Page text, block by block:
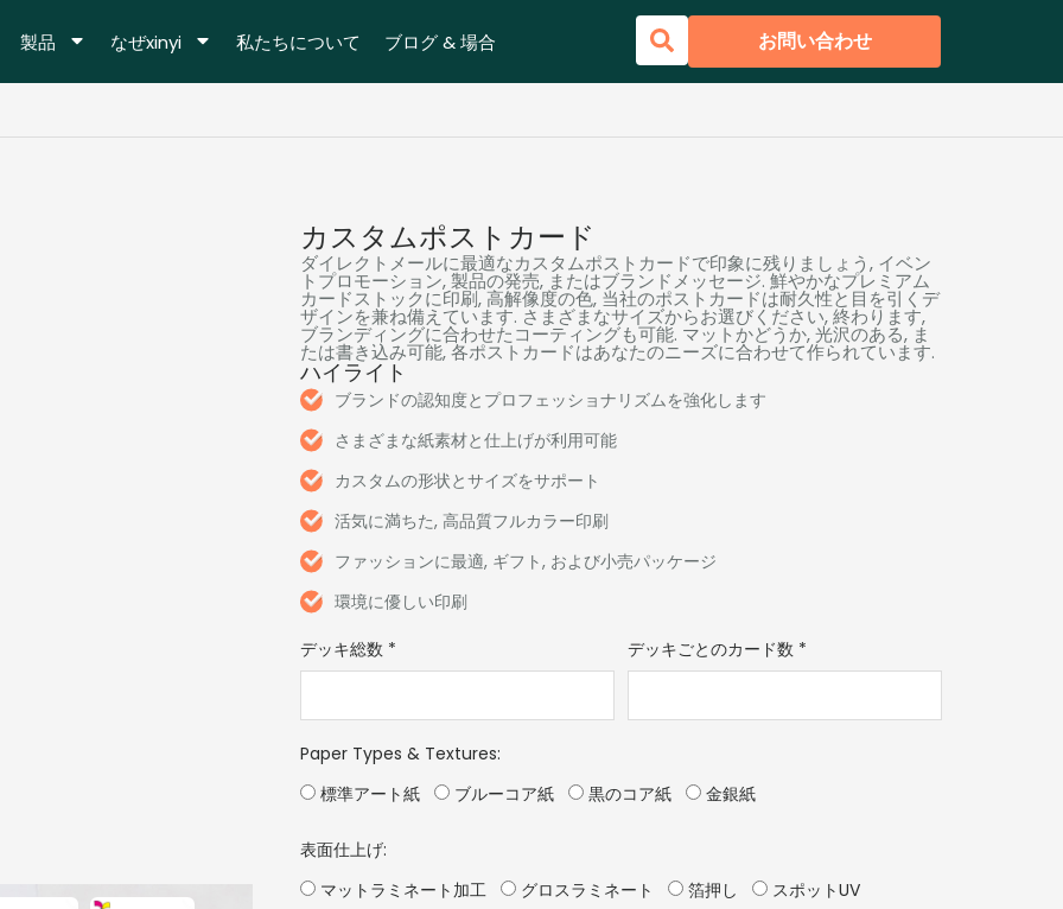
製品 なぜxinyi 私たちについて ブログ & 場合 お問い合わせ
カスタムポストカード
ダイレクトメールに最適なカスタムポストカードで印象に残りましょう, イベン
トプロモーション, 製品の発売, またはブランドメッセージ. 鮮やかなプレミアム
カードストックに印刷, 高解像度の色, 当社のポストカードは耐久性と目を引くデ
ザインを兼ね備えています. さまざまなサイズからお選びください, 終わります,
ブランディングに合わせたコーティングも可能. マットかどうか, 光沢のある, ま
たは書き込み可能, 各ポストカードはあなたのニーズに合わせて作られています.
ハイライト
ブランドの認知度とプロフェッショナリズムを強化します
さまざまな紙素材と仕上げが利用可能
カスタムの形状とサイズをサポート
活気に満ちた, 高品質フルカラー印刷
ファッションに最適, ギフト, および小売パッケージ
環境に優しい印刷
デッキ総数 * デッキごとのカード数 *
Paper Types & Textures:
標準アート紙
ブルーコア紙 黒のコア紙 金銀紙
表面仕上げ:
マットラミネート加工
グロスラミネート 箔押し
スポットUV